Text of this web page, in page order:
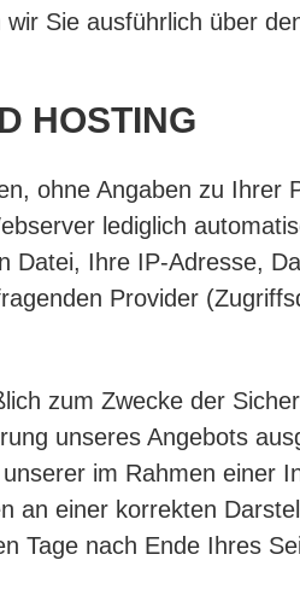
Sie ausführlich über
HOSTING
ohne Angaben zu Ihrer
lediglich
Datei, Ihre IP-Adresse,
Provider
zum Zwecke der
unseres Angebots
im Rahmen einer
an einer korrekten
Tage nach Ende Ihres